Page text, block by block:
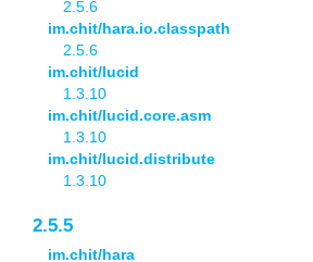
2.5.6
im.chit/hara.io.classpath
2.5.6
im.chit/lucid
1.3.10
im.chit/lucid.core.asm
1.3.10
im.chit/lucid.distribute
1.3.10
2.5.5
im.chit/hara